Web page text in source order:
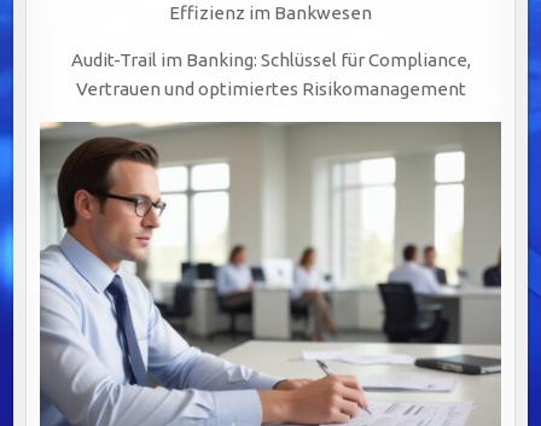
Effizienz im Bankwesen
Audit-Trail im Banking: Schlüssel für Compliance,
Vertrauen und optimiertes Risikomanagement